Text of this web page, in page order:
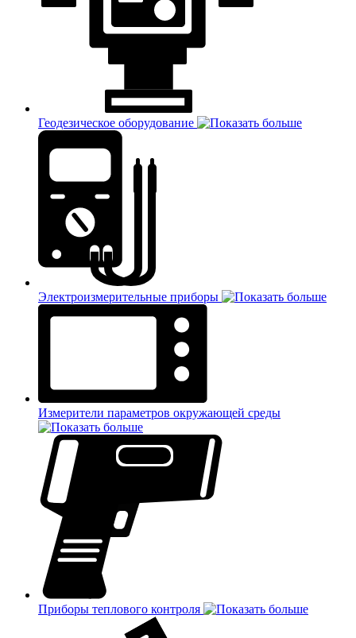
Геодезическое оборудование
Электроизмерительные приборы
Измерители параметров окружающей среды
Приборы теплового контроля